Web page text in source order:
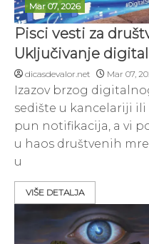
Mar 07, 2026
Pisci vesti za
Uključivanje
dicasdevalor.net Mar 07,
Izazov brzog
sedište u kancelariji ili
pun notifikacija, a vi
u haos društvenih
u
VIŠE DETALJA